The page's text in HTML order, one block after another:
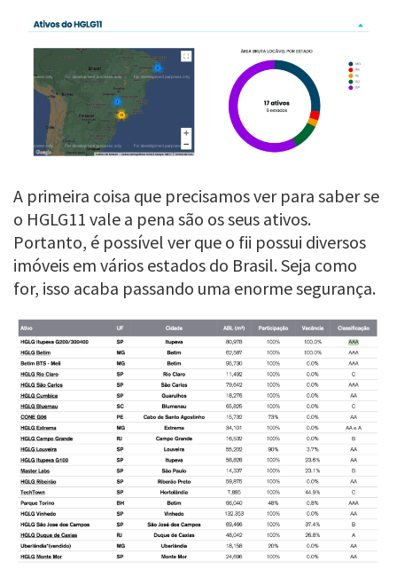
A primeira coisa que precisamos ver para saber se
o HGLG11 vale a pena são os seus ativos.
Portanto, é possível ver que o fii possui diversos
imóveis em vários estados do Brasil. Seja como
for, isso acaba passando uma enorme segurança.